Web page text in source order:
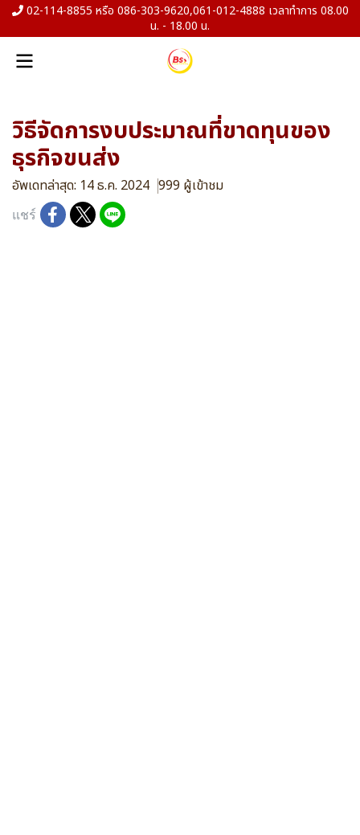
02-114-8855 หรือ 086-303-9620,061-012-4888 เวลาทำการ 08.00
น. - 18.00 น.
วิธีจัดการงบประมาณที่ขาดทุนของ
ธุรกิจขนส่ง
อัพเดทล่าสุด: 14 ธ.ค. 2024 999 ผู้เข้าชม
แชร์